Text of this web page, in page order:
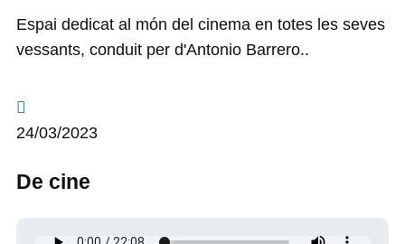
Espai dedicat al món del cinema en totes les seves
vessants, conduit per d'Antonio Barrero..
24/03/2023
De cine